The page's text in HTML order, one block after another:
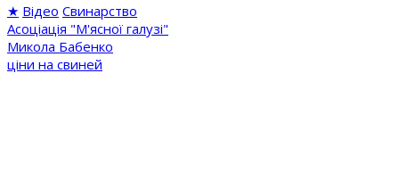
★ Відео Свинарство
Асоціація "М'ясної галузі"
Микола Бабенко
ціни на свиней